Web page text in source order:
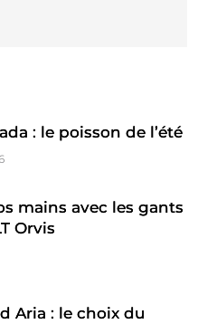
: le poisson de l’été
mains avec les gants
Orvis
Aria : le choix du